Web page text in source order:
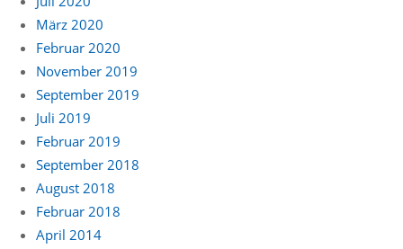
März 2020
Februar 2020
November 2019
September 2019
Juli 2019
Februar 2019
September 2018
August 2018
Februar 2018
April 2014